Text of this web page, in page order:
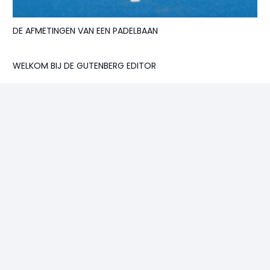
DE AFMETINGEN VAN EEN PADELBAAN
WELKOM BIJ DE GUTENBERG EDITOR